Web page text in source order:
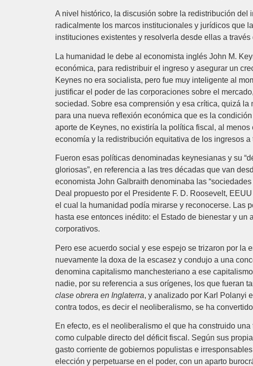
A nivel histórico, la discusión sobre la redistribución
radicalmente los marcos institucionales y jurídicos que
instituciones existentes y resolverla desde ellas a
La humanidad le debe al economista inglés John M.
económica, para redistribuir el ingreso y asegurar un
Keynes no era socialista, pero fue muy inteligente al
justificar el poder de las corporaciones sobre el
sociedad. Sobre esa comprensión y esa crítica, quizá
para una nueva reflexión económica que es la
aporte de Keynes, no existiría la política fiscal, al
economía y la redistribución equitativa de los ingresos
Fueron esas políticas denominadas keynesianas y su
gloriosas”, en referencia a las tres décadas que van
economista John Galbraith denominaba las
Deal propuesto por el Presidente F. D. Roosevelt,
el cual la humanidad podía mirarse y reconocerse. Las
hasta ese entonces inédito: el Estado de bienestar y
corporativos.
Pero ese acuerdo social y ese espejo se trizaron por
nuevamente la doxa de la escasez y condujo a una
denomina capitalismo manchesteriano a ese
nadie, por su referencia a sus orígenes, los que fueran
clase obrera en Inglaterra, y analizado por Karl Polanyi
contra todos, es decir el neoliberalismo, se ha
En efecto, es el neoliberalismo el que ha construido
como culpable directo del déficit fiscal. Según sus
gasto corriente de gobiernos populistas e
elección y perpetuarse en el poder, con un aparto